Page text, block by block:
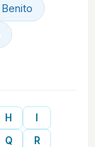
Benito
H
Q
R